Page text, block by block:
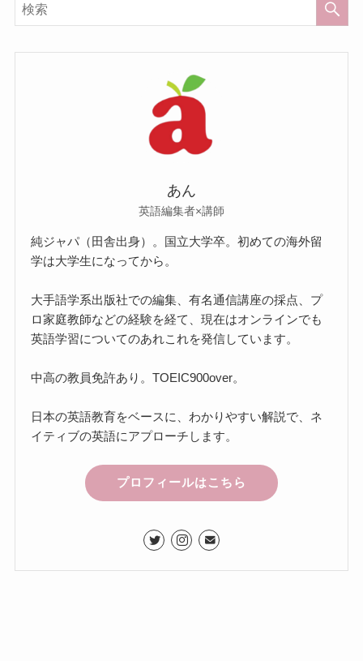
あん
英語編集者×講師
純ジャパ（田舎出身）。国立大学卒。初めての海外留
学は大学生になってから。
大手語学系出版社での編集、有名通信講座の採点、プ
ロ家庭教師などの経験を経て、現在はオンラインでも
英語学習についてのあれこれを発信しています。
中高の教員免許あり。TOEIC900over。
日本の英語教育をベースに、わかりやすい解説で、ネ
イティブの英語にアプローチします。
プロフィールはこちら